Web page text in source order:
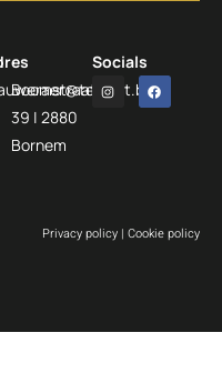
Boomstraat
39 | 2880
Bornem
Socials
Privacy policy | Cookie policy